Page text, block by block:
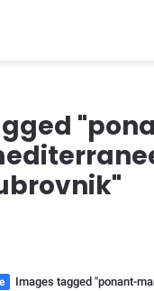
Images tagged "ponant-